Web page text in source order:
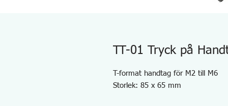
TT-01 Tryck på
T-format handtag för M2 till M6
Storlek: 85 x 65 mm